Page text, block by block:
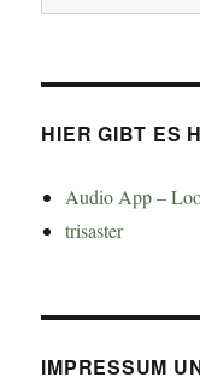
nach:
HIER GIBT ES
Audio App –
trisaster
IMPRESSUM